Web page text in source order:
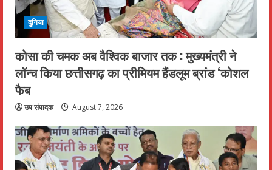
दुनिया
कोसा की चमक अब वैश्विक बाजार तक : मुख्यमंत्री ने
लॉन्च किया छत्तीसगढ़ का प्रीमियम हैंडलूम ब्रांड ‘कोशल
फैब
उप संपादक August 7, 2026